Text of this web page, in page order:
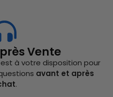
Vente
est à votre disposition pour
avant et après
.